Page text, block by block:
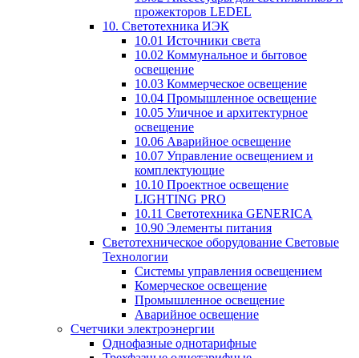
прожекторов LEDEL
10. Светотехника ИЭК
10.01 Источники света
10.02 Коммунальное и бытовое
освещение
10.03 Коммерческое освещение
10.04 Промышленное освещение
10.05 Уличное и архитектурное
освещение
10.06 Аварийное освещение
10.07 Управление освещением и
комплектующие
10.10 Проектное освещение
LIGHTING PRO
10.11 Светотехника GENERICA
10.90 Элементы питания
Светотехническое оборудование Световые
Технологии
Системы управления освещением
Комерческое освещение
Промышленное освещение
Аварийное освещение
Счетчики электроэнергии
Однофазные однотарифные